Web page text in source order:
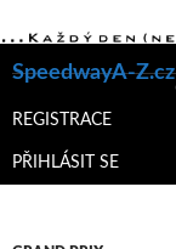
SpeedwayA-Z.cz
K
WEBU
REGISTRACE
PŘIHLÁSIT SE